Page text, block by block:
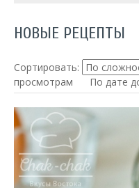
НОВЫЕ РЕЦЕПТЫ
Сортировать:
просмотрам
По дате